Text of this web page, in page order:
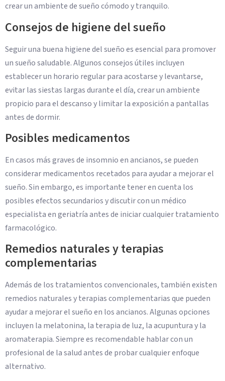
crear un ambiente de sueño cómodo y tranquilo.
Consejos de higiene del sueño
Seguir una buena higiene del sueño es esencial para promover
un sueño saludable. Algunos consejos útiles incluyen
establecer un horario regular para acostarse y levantarse,
evitar las siestas largas durante el día, crear un ambiente
propicio para el descanso y limitar la exposición a pantallas
antes de dormir.
Posibles medicamentos
En casos más graves de insomnio en ancianos, se pueden
considerar medicamentos recetados para ayudar a mejorar el
sueño. Sin embargo, es importante tener en cuenta los
posibles efectos secundarios y discutir con un médico
especialista en geriatría antes de iniciar cualquier tratamiento
farmacológico.
Remedios naturales y terapias
complementarias
Además de los tratamientos convencionales, también existen
remedios naturales y terapias complementarias que pueden
ayudar a mejorar el sueño en los ancianos. Algunas opciones
incluyen la melatonina, la terapia de luz, la acupuntura y la
aromaterapia. Siempre es recomendable hablar con un
profesional de la salud antes de probar cualquier enfoque
alternativo.